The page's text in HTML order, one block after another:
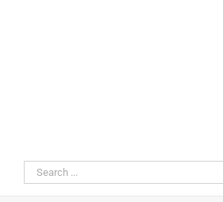
Search
for: